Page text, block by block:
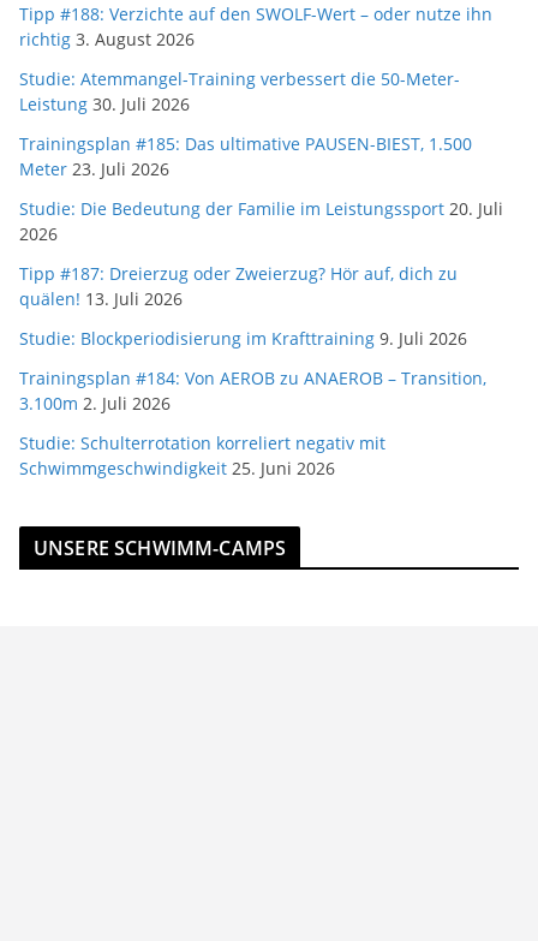
Tipp #188: Verzichte auf den SWOLF-Wert – oder nutze ihn
richtig 3. August 2026
Studie: Atemmangel-Training verbessert die 50-Meter-
Leistung 30. Juli 2026
Trainingsplan #185: Das ultimative PAUSEN-BIEST, 1.500
Meter 23. Juli 2026
Studie: Die Bedeutung der Familie im Leistungssport 20. Juli
2026
Tipp #187: Dreierzug oder Zweierzug? Hör auf, dich zu
quälen! 13. Juli 2026
Studie: Blockperiodisierung im Krafttraining 9. Juli 2026
Trainingsplan #184: Von AEROB zu ANAEROB – Transition,
3.100m 2. Juli 2026
Studie: Schulterrotation korreliert negativ mit
Schwimmgeschwindigkeit 25. Juni 2026
UNSERE SCHWIMM-CAMPS